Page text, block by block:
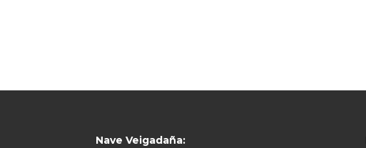
Nave Veigadaña: